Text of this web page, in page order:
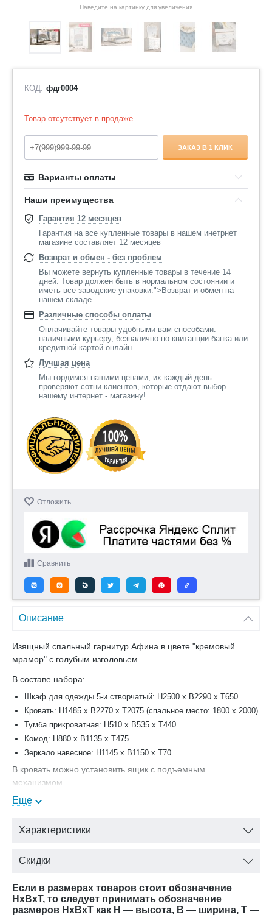
Наведите на картинку для увеличения
КОД: фдг0004
Товар отсутствует в продаже
ЗАКАЗ В 1 КЛИК
Варианты оплаты
Наши преимущества
Гарантия 12 месяцев
Гарантия на все купленные товары в нашем инетрнет
магазине составляет 12 месяцев
Возврат и обмен - без проблем
Вы можете вернуть купленные товары в течение 14
дней. Товар должен быть в нормальном состоянии и
иметь все заводские упаковки.">Возврат и обмен на
нашем складе.
Различные способы оплаты
Оплачивайте товары удобными вам способами:
наличными курьеру, безналично по квитанции банка или
кредитной картой онлайн..
Лучшая цена
Мы гордимся нашими ценами, их каждый день
проверяют сотни клиентов, которые отдают выбор
нашему интернет - магазину!
Отложить
Сравнить
Описание
Изящный спальный гарнитур Афина в цвете "кремовый
мрамор" с голубым изголовьем.
В составе набора:
Шкаф для одежды 5-и створчатый: H2500 х B2290 x T650
Кровать: H1485 х B2270 x T2075 (спальное место: 1800 x 2000)
Тумба прикроватная: H510 х B535 x T440
Комод: H880 х B1135 x T475
Зеркало навесное: H1145 х B1150 x T70
В кровать можно установить ящик с подъемным
механизмом.
Еще
Характеристики
Скидки
Если в размерах товаров стоит обозначение
HxBxT, то следует принимать обозначение
размеров HxBxT как H — высота, B — ширина, T —